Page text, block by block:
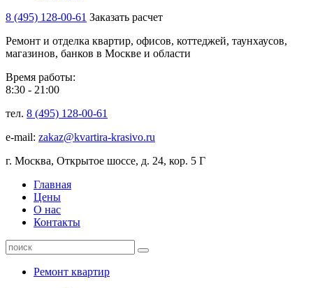
8 (495) 128-00-61 Заказать расчет
Ремонт и отделка квартир, офисов, коттеджей, таунхаусов,
магазинов, банков в Москве и области
Время работы:
8:30 - 21:00
тел. 8 (495) 128-00-61
e-mail: zakaz@kvartira-krasivo.ru
г. Москва, Открытое шоссе, д. 24, кор. 5 Г
Главная
Цены
О нас
Контакты
Ремонт квартир